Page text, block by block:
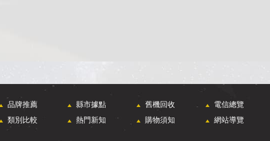
品牌推薦 縣市據點 舊機回收
電信總覽
類別比較 熱門新知 購物須知 網站導覽